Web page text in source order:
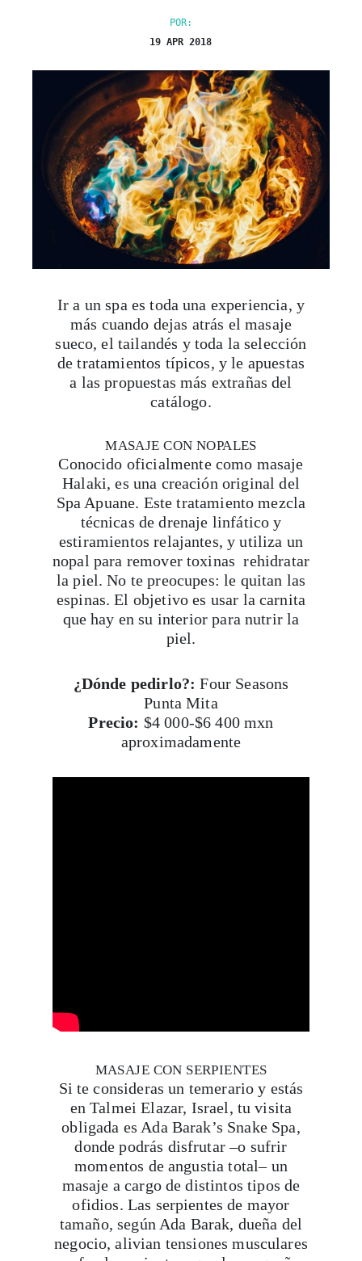
POR:
19 APR 2018
Ir a un spa es toda una experiencia, y
más cuando dejas atrás el masaje
sueco, el tailandés y toda la selección
de tratamientos típicos, y le apuestas
a las propuestas más extrañas del
catálogo.
MASAJE CON NOPALES
Conocido oficialmente como masaje
Halaki, es una creación original del
Spa Apuane. Este tratamiento mezcla
técnicas de drenaje linfático y
estiramientos relajantes, y utiliza un
nopal para remover toxinas rehidratar
la piel. No te preocupes: le quitan las
espinas. El objetivo es usar la carnita
que hay en su interior para nutrir la
piel.
¿Dónde pedirlo?: Four Seasons
Punta Mita
Precio: $4 000-$6 400 mxn
aproximadamente
MASAJE CON SERPIENTES
Si te consideras un temerario y estás
en Talmei Elazar, Israel, tu visita
obligada es Ada Barak’s Snake Spa,
donde podrás disfrutar –o sufrir
momentos de angustia total– un
masaje a cargo de distintos tipos de
ofidios. Las serpientes de mayor
tamaño, según Ada Barak, dueña del
negocio, alivian tensiones musculares